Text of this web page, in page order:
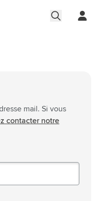
mail. Si vous
contacter notre